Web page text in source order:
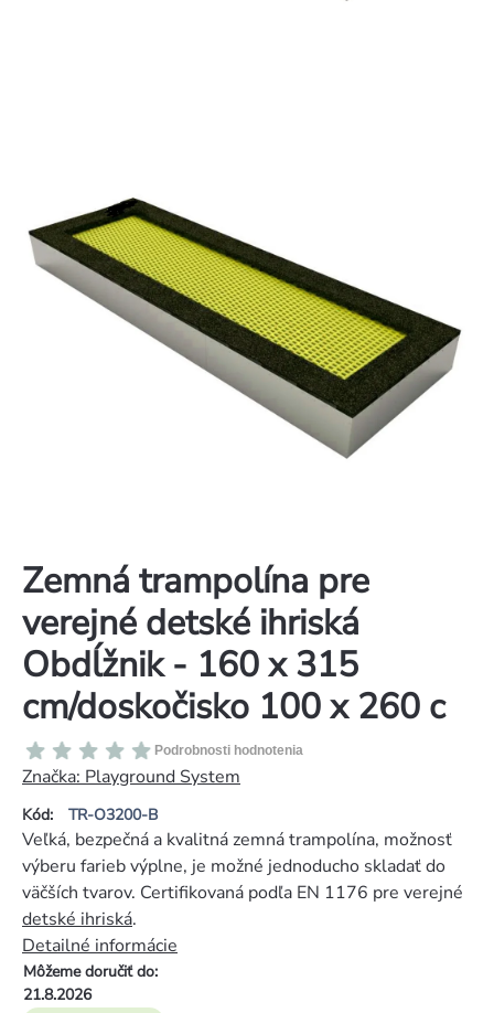
Zemná trampolína pre
verejné detské ihriská
Obdĺžnik - 160 x 315
cm/doskočisko 100 x 260 c
Kód: TR-O3200-B
Priemerné
hodnotenie
produktu
je
0,0
5
hviezdičiek.
Podrobnosti hodnotenia
Značka: Playground System
Môžeme doručiť do:
21.8.2026
Veľká, bezpečná a kvalitná zemná trampolína, možnosť
výberu farieb výplne, je možné jednoducho skladať do
väčších tvarov. Certifikovaná podľa EN 1176 pre verejné
detské ihriská.
Detailné informácie